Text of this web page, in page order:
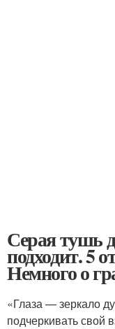
Серая тушь
подходит. 5
Немного о
«Глаза — зеркало
подчеркивать свой